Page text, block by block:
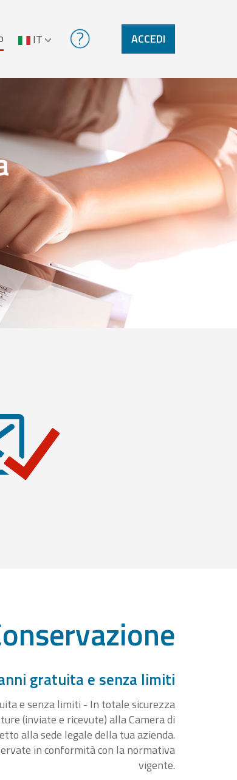
IT ACCEDI
gratuita e senza limiti
e senza limiti - In totale sicurezza
(inviate e ricevute) alla Camera di
alla sede legale della tua azienda.
in conformità con la normativa
vigente.